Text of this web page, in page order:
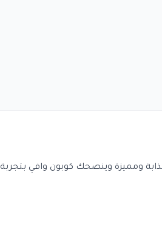
ومميزة وينصحك كوبون وافي بتجربة